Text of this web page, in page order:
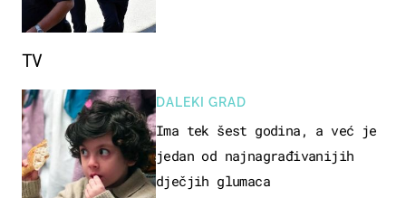
TV
DALEKI GRAD
Ima tek šest godina, a već je
jedan od najnagrađivanijih
dječjih glumaca